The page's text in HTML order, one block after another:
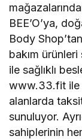
BEE’O’ya,
Body
bakım
ile sağlıklı
www.33.fit ile
alanlarda
sunuluyor.
sahiplerinin